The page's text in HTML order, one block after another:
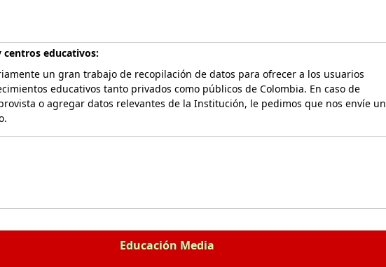
educativos:
un gran trabajo de recopilación de datos para ofrecer a los usuarios
educativos tanto privados como públicos de Colombia. En caso de
o agregar datos relevantes de la Institución, le pedimos que nos envíe un
Educación Media